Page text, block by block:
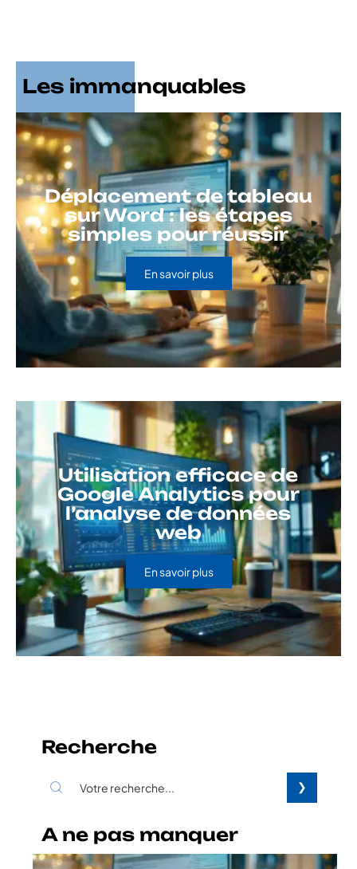
Les immanquables
Déplacement de tableau
sur Word : les étapes
simples pour réussir
En savoir plus
Utilisation efficace de
Google Analytics pour
l’analyse de données
web
En savoir plus
Recherche
A ne pas manquer